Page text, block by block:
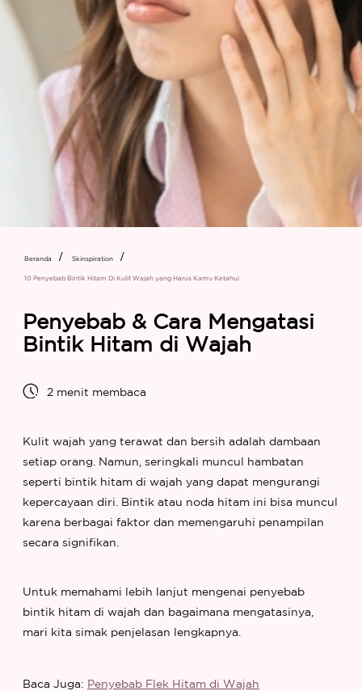
Beranda Skinspiration
10 Penyebab Bintik Hitam Di Kulit Wajah yang Harus Kamu Ketahui
Penyebab & Cara Mengatasi
Bintik Hitam di Wajah
2 menit membaca
Kulit wajah yang terawat dan bersih adalah dambaan
setiap orang. Namun, seringkali muncul hambatan
seperti bintik hitam di wajah yang dapat mengurangi
kepercayaan diri. Bintik atau noda hitam ini bisa muncul
karena berbagai faktor dan memengaruhi penampilan
secara signifikan.
Untuk memahami lebih lanjut mengenai penyebab
bintik hitam di wajah dan bagaimana mengatasinya,
mari kita simak penjelasan lengkapnya.
Baca Juga: Penyebab Flek Hitam di Wajah